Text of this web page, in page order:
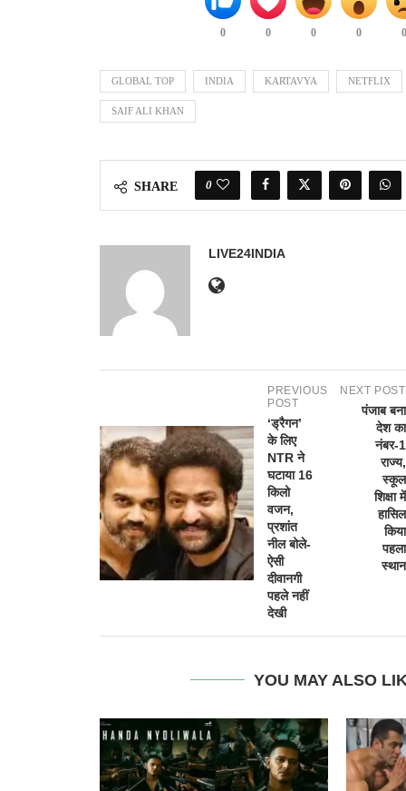
0 0 0 0
GLOBAL TOP INDIA KARTAVYA NETFLIX
SAIF ALI KHAN
SHARE 0
LIVE24INDIA
PREVIOUS
POST
‘ड्रैगन’
के लिए
NTR ने
घटाया 16
किलो
वजन,
प्रशांत
नील बोले-
ऐसी
दीवानगी
पहले नहीं
देखी
NEXT POST
पंजाब बना
देश का
नंबर-1
राज्य,
स्कूल
शिक्षा में
हासिल
किया
पहला
स्थान
YOU MAY ALSO